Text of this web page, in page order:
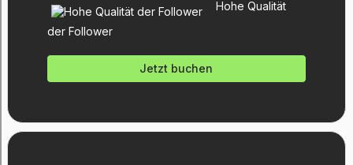
Hohe Qualität
der Follower
Jetzt buchen